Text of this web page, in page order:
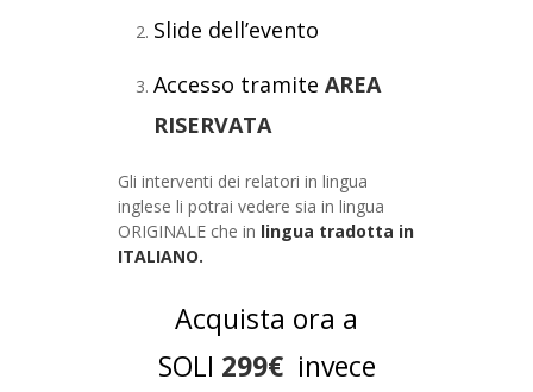
Slide dell’evento
Accesso tramite AREA
RISERVATA
Gli interventi dei relatori in lingua
inglese li potrai vedere sia in lingua
ORIGINALE che in lingua tradotta in
ITALIANO.
Acquista ora a
SOLI 299€ invece